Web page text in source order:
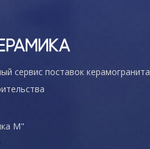
сервис поставок керамогранита
М"